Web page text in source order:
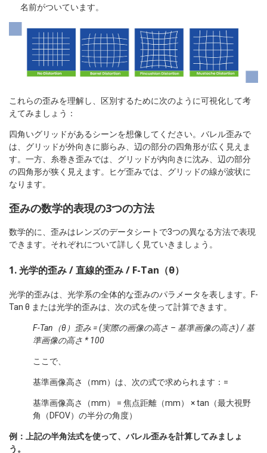
名前がついています。
これらの歪みを理解し、区別するために次のように可視化して考
えてみましょう：
四角いグリッドがあるシーンを想像してください。バレル歪みで
は、グリッドが外向きに膨らみ、辺の部分の四角形が広く見えま
す。一方、糸巻き歪みでは、グリッドが内向きに沈み、辺の部分
の四角形が狭く見えます。ヒゲ歪みでは、グリッドの線が波状に
なります。
歪みの数学的表現の3つの方法
数学的に、歪みはレンズのデータシートで3つの異なる方法で表現
できます。それぞれについて詳しく見ていきましょう。
1. 光学的歪み / 直線的歪み / F-Tan（θ）
光学的歪みは、光学系の全体的な歪みのパラメータを表します。F-
Tan θ または光学的歪みは、次の式を使って計算できます。
F-Tan（θ）歪み = (実際の画像の高さ – 基準画像の高さ) / 基
準画像の高さ * 100
ここで、
基準画像高さ（mm）は、次の式で求められます：=
基準画像高さ（mm） = 焦点距離（mm） × tan（最大視野
角（DFOV）の半分の角度）
例：上記の半角法式を使って、バレル歪みを計算してみましょ
う。